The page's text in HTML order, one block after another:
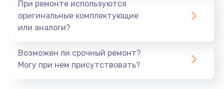
При ремонте используются
оригинальные комплектующие
или аналоги?
Возможен ли срочный ремонт?
Могу при нем присутствовать?